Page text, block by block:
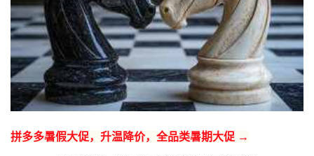
拼多多暑假大促，升温降价，全品类暑期大促 →